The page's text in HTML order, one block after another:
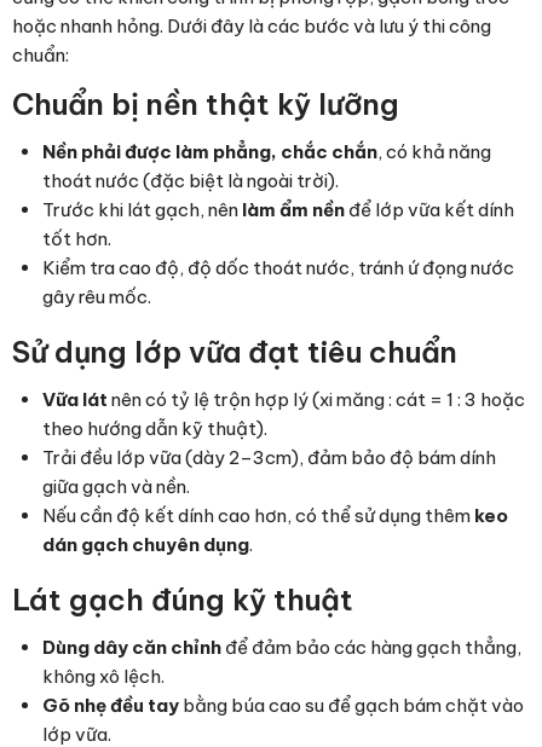
hoặc nhanh hỏng. Dưới đây là các bước và lưu ý thi công
chuẩn:
Chuẩn bị nền thật kỹ lưỡng
Nền phải được làm phẳng, chắc chắn, có khả năng
thoát nước (đặc biệt là ngoài trời).
Trước khi lát gạch, nên làm ẩm nền để lớp vữa kết dính
tốt hơn.
Kiểm tra cao độ, độ dốc thoát nước, tránh ứ đọng nước
gây rêu mốc.
Sử dụng lớp vữa đạt tiêu chuẩn
Vữa lát nên có tỷ lệ trộn hợp lý (xi măng : cát = 1 : 3 hoặc
theo hướng dẫn kỹ thuật).
Trải đều lớp vữa (dày 2–3cm), đảm bảo độ bám dính
giữa gạch và nền.
Nếu cần độ kết dính cao hơn, có thể sử dụng thêm keo
dán gạch chuyên dụng.
Lát gạch đúng kỹ thuật
Dùng dây căn chỉnh để đảm bảo các hàng gạch thẳng,
không xô lệch.
Gõ nhẹ đều tay bằng búa cao su để gạch bám chặt vào
lớp vữa.